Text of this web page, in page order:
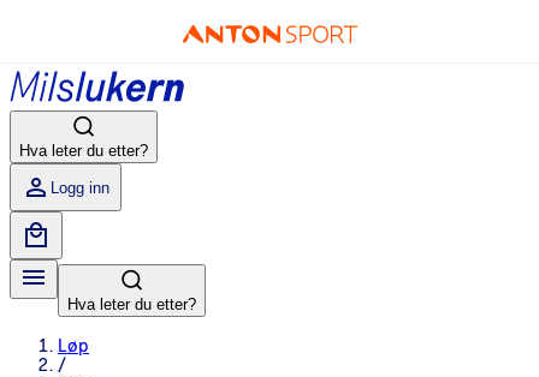
Hva leter du etter?
Logg inn
Hva leter du etter?
Løp
/